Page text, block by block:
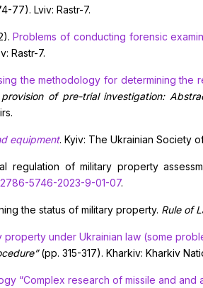
77). Lviv: Rastr-7.
Problems of conducting forensic
Rastr-7.
the methodology for determining
of pre-trial investigation:
equipment. Kyiv: The Ukrainian Society
regulation of military property
5746-2023-9-01-07.
the status of military property. Rule of
under Ukrainian law (some
(pp. 315-317). Kharkiv: Kharkiv
“Complex research of missile and and